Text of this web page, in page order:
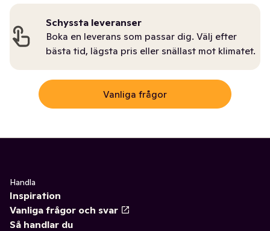
Schyssta leveranser
Boka en leverans som passar dig. Välj efter
bästa tid, lägsta pris eller snällast mot klimatet.
Vanliga frågor
Handla
Inspiration
Vanliga frågor och svar
Så handlar du